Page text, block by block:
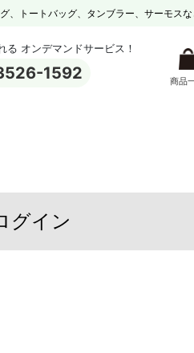
、トートバッグ、タンブラー、サーモス
る オンデマンドサービス！
1592 商品
グイン